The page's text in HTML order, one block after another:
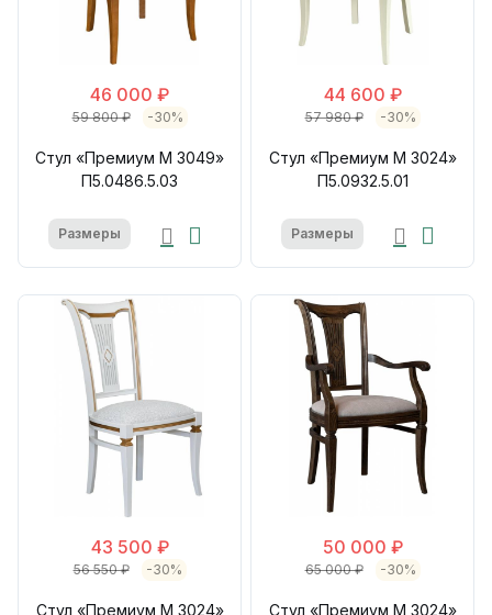
46 000 ₽
59 800 ₽ -30%
Стул «Премиум М 3049»
П5.0486.5.03
Размеры
44 600 ₽
57 980 ₽ -30%
Стул «Премиум М 3024»
П5.0932.5.01
Размеры
43 500 ₽
56 550 ₽ -30%
Стул «Премиум М 3024»
50 000 ₽
65 000 ₽ -30%
Стул «Премиум М 3024»